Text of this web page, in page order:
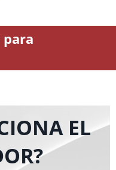
para
EL